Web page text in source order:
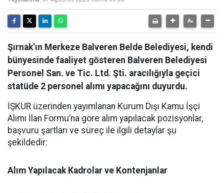
Şırnak’ın Merkeze Balveren Belde Belediyesi, kendi
bünyesinde faaliyet gösteren Balveren Belediyesi
Personel San. ve Tic. Ltd. Şti. aracılığıyla geçici
statüde 2 personel alımı yapacağını duyurdu.
İŞKUR üzerinden yayımlanan Kurum Dışı Kamu İşçi
Alımı İlan Formu’na göre alım yapılacak pozisyonlar,
başvuru şartları ve süreç ile ilgili detaylar şu
şekildedir:
Alım Yapılacak Kadrolar ve Kontenjanlar